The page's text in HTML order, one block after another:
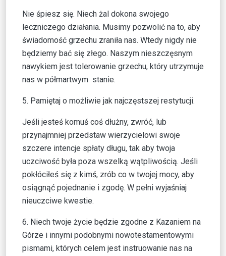
Nie śpiesz się. Niech żal dokona swojego
leczniczego działania. Musimy pozwolić na to, aby
świadomość grzechu zraniła nas. Wtedy nigdy nie
będziemy bać się złego. Naszym nieszczęsnym
nawykiem jest tolerowanie grzechu, który utrzymuje
nas w półmartwym stanie.
5. Pamiętaj o możliwie jak najczęstszej restytucji.
Jeśli jesteś komuś coś dłużny, zwróć, lub
przynajmniej przedstaw wierzycielowi swoje
szczere intencje spłaty długu, tak aby twoja
uczciwość była poza wszelką wątpliwością. Jeśli
pokłóciłeś się z kimś, zrób co w twojej mocy, aby
osiągnąć pojednanie i zgodę. W pełni wyjaśniaj
nieuczciwe kwestie.
6. Niech twoje życie będzie zgodne z Kazaniem na
Górze i innymi podobnymi nowotestamentowymi
pismami, których celem jest instruowanie nas na